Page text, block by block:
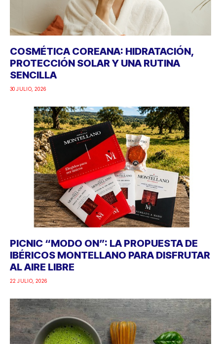
COSMÉTICA COREANA: HIDRATACIÓN,
PROTECCIÓN SOLAR Y UNA RUTINA
SENCILLA
30 JULIO, 2026
PICNIC “MODO ON”: LA PROPUESTA DE
IBÉRICOS MONTELLANO PARA DISFRUTAR
AL AIRE LIBRE
22 JULIO, 2026